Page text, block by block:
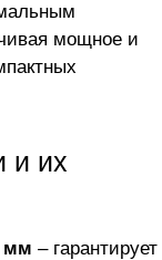
мощное и
и их
мм – гарантирует